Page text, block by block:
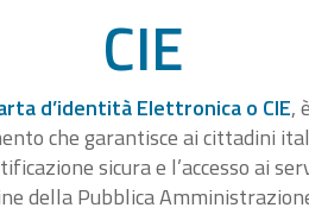
CIE
d’identità Elettronica o CIE,
che garantisce ai cittadini
sicura e l’accesso ai
della Pubblica